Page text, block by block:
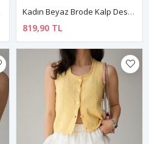
Kadın Beyaz Brode Kalp Desenli Nakış Işlemeli Pamuk Gömlek 12A-2355
819,90 TL